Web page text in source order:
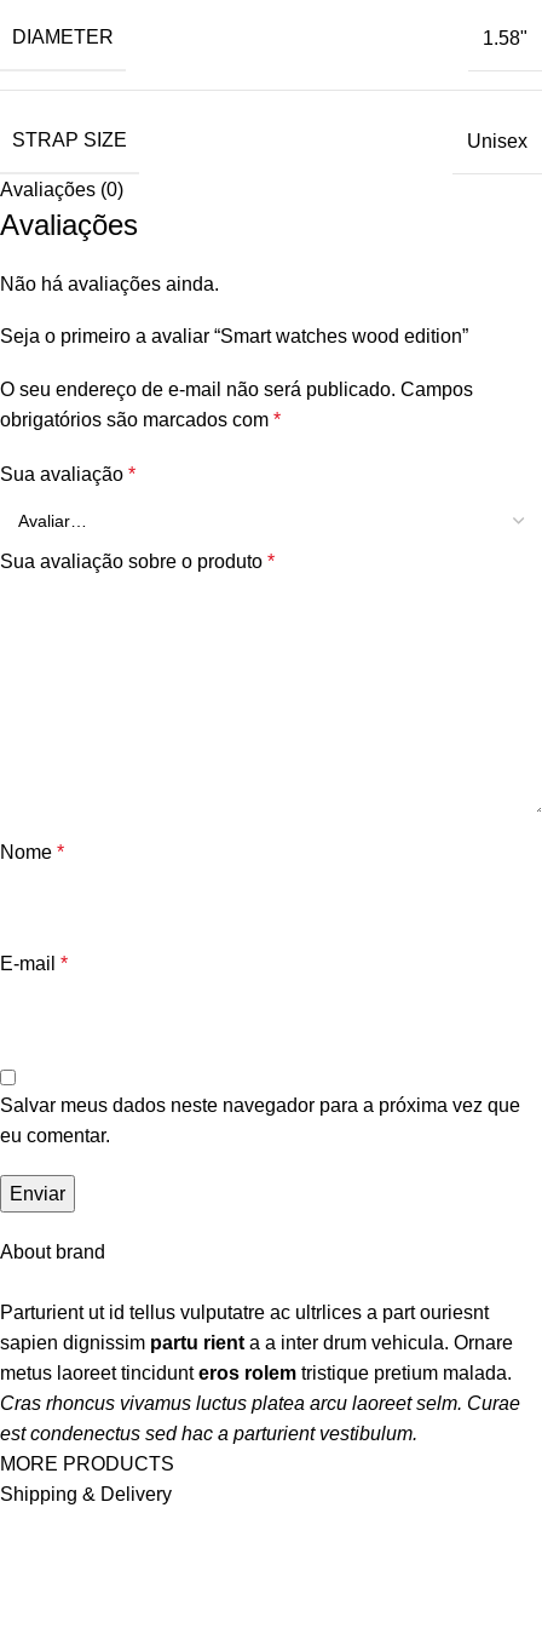
DIAMETER 1.58"
STRAP SIZE Unisex
Avaliações (0)
Avaliações
Não há avaliações ainda.
Seja o primeiro a avaliar “Smart watches wood edition”
O seu endereço de e-mail não será publicado. Campos
obrigatórios são marcados com *
Sua avaliação *
Sua avaliação sobre o produto *
Nome *
E-mail *
Salvar meus dados neste navegador para a próxima vez que
eu comentar.
About brand
Parturient ut id tellus vulputatre ac ultrlices a part ouriesnt
sapien dignissim partu rienta a inter drum vehicula. Ornare
metus laoreet tincidunteros rolem tristique pretium malada.
Cras rhoncus vivamus luctus platea arcu laoreet selm. Curae
est condenectus sed hac a parturient vestibulum.
MORE PRODUCTS
Shipping & Delivery